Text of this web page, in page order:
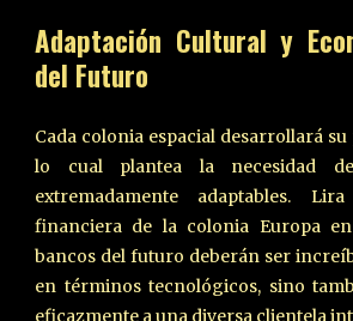
Adaptación Cultural y
del Futuro
Cada colonia espacial desarrollará
lo cual plantea la necesidad
extremadamente adaptables.
financiera de la colonia Europa
bancos del futuro deberán ser
en términos tecnológicos, sino
eficazmente a una diversa clientela